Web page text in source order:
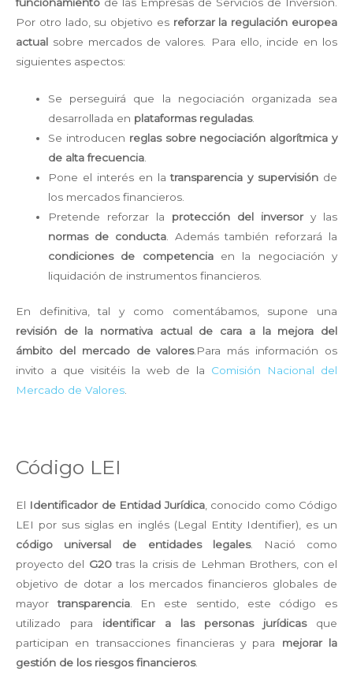
Por otro lado, su objetivo es reforzar la regulación europea
actual sobre mercados de valores. Para ello, incide en los
siguientes aspectos:
Se perseguirá que la negociación organizada sea
desarrollada en plataformas reguladas.
Se introducen reglas sobre negociación algorítmica y
de alta frecuencia
Pone el interés en latransparencia y supervisión de
los mercados financieros.
Pretende reforzar la protección del inversory las
normas de conducta. Además también reforzará la
condiciones de competenciaen la negociación y
liquidación de instrumentos financieros.
En definitiva, tal y como comentábamos, supone una
revisión de la normativa actual de cara a la mejora del
ámbito del mercado de valores.Para más información os
invito a que visitéis la web de la Comisión Nacional del
Mercado de Valores.
Código LEI
El Identificador de Entidad Jurídica, conocido como Código
LEI por sus siglas en inglés (Legal Entity Identifier), es un
código universal de entidades legales. Nació como
proyecto del G20tras la crisis de Lehman Brothers, con el
objetivo de dotar a los mercados financieros globales de
mayortransparencia. En este sentido, este código es
utilizado para identificar a las personas jurídicasque
participan en transacciones financieras y para mejorar la
gestión de los riesgos financieros.